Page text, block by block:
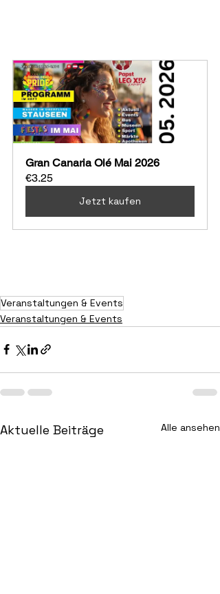
Gran Canaria Olé Mai 2026
€3.25
Jetzt kaufen
Veranstaltungen & Events
Veranstaltungen & Events
Aktuelle Beiträge Alle ansehen